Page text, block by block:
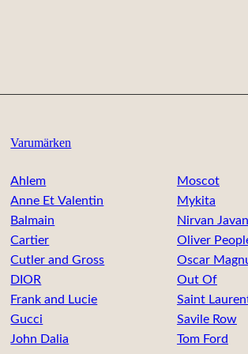
Varumärken
Ahlem
Anne Et Valentin
Balmain
Cartier
Cutler and Gross
DIOR
Frank and Lucie
Gucci
John Dalia
Moscot
Mykita
Nirvan Javan
Oliver
Oscar
Out Of
Saint
Savile Row
Tom Ford